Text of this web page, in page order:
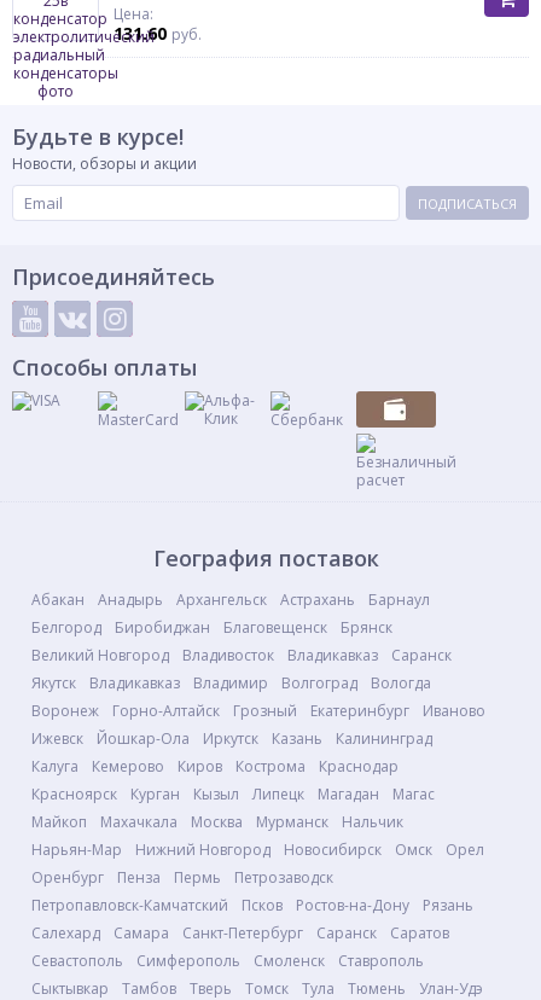
Цена:
131.60 руб.
Будьте в курсе!
Новости, обзоры и акции
ПОДПИСАТЬСЯ
Присоединяйтесь
Способы оплаты
География поставок
Абакан Анадырь Архангельск Астрахань
Барнаул
Белгород
Биробиджан Благовещенск
Брянск
Великий Новгород
Владивосток Владикавказ
Саранск
Якутск
Владикавказ Владимир Волгоград
Вологда
Воронеж
Горно-Алтайск Грозный Екатеринбург
Иваново
Ижевск
Йошкар-Ола Иркутск Казань
Калининград
Калуга
Кемерово Киров Кострома
Краснодар
Красноярск
Курган Кызыл Липецк Магадан
Магас
Майкоп
Махачкала Москва Мурманск
Нальчик
Нарьян-Мар
Нижний Новгород Новосибирск Омск
Орел
Оренбург
Пенза Пермь
Петрозаводск
Петропавловск-Камчатский
Псков Ростов-на-Дону
Рязань
Салехард
Самара Санкт-Петербург Саранск
Саратов
Севастополь
Симферополь Смоленск
Ставрополь
Сыктывкар
Тамбов Тверь Томск Тула Тюмень Улан-Удэ